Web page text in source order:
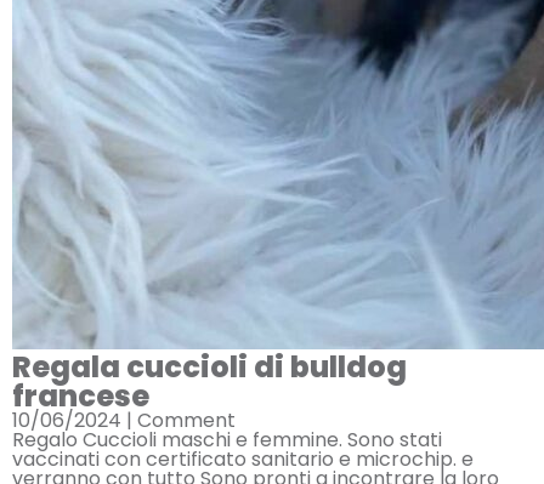
Regala cuccioli di bulldog
francese
10/06/2024 | Comment
Regalo Cuccioli maschi e femmine. Sono stati
vaccinati con certificato sanitario e microchip. e